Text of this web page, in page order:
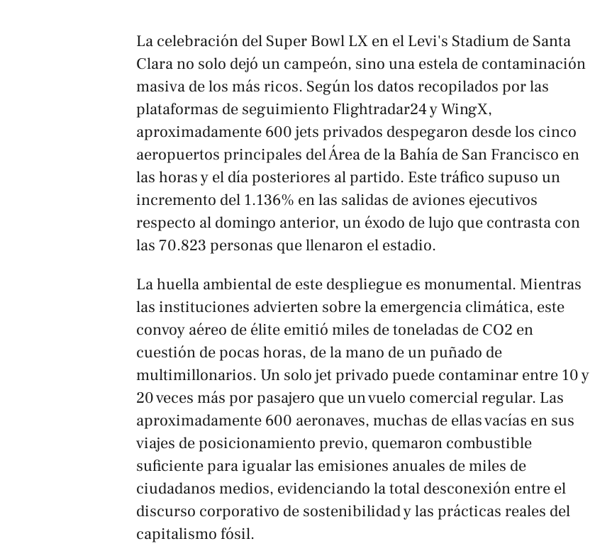
La celebración del Super Bowl LX en el Levi's Stadium de Santa
Clara no solo dejó un campeón, sino una estela de contaminación
masiva de los más ricos. Según los datos recopilados por las
plataformas de seguimiento Flightradar24 y WingX,
aproximadamente 600 jets privados despegaron desde los cinco
aeropuertos principales del Área de la Bahía de San Francisco en
las horas y el día posteriores al partido. Este tráfico supuso un
incremento del 1.136% en las salidas de aviones ejecutivos
respecto al domingo anterior, un éxodo de lujo que contrasta con
las 70.823 personas que llenaron el estadio.
La huella ambiental de este despliegue es monumental. Mientras
las instituciones advierten sobre la emergencia climática, este
convoy aéreo de élite emitió miles de toneladas de CO2 en
cuestión de pocas horas, de la mano de un puñado de
multimillonarios. Un solo jet privado puede contaminar entre 10 y
20 veces más por pasajero que un vuelo comercial regular. Las
aproximadamente 600 aeronaves, muchas de ellas vacías en sus
viajes de posicionamiento previo, quemaron combustible
suficiente para igualar las emisiones anuales de miles de
ciudadanos medios, evidenciando la total desconexión entre el
discurso corporativo de sostenibilidad y las prácticas reales del
capitalismo fósil.